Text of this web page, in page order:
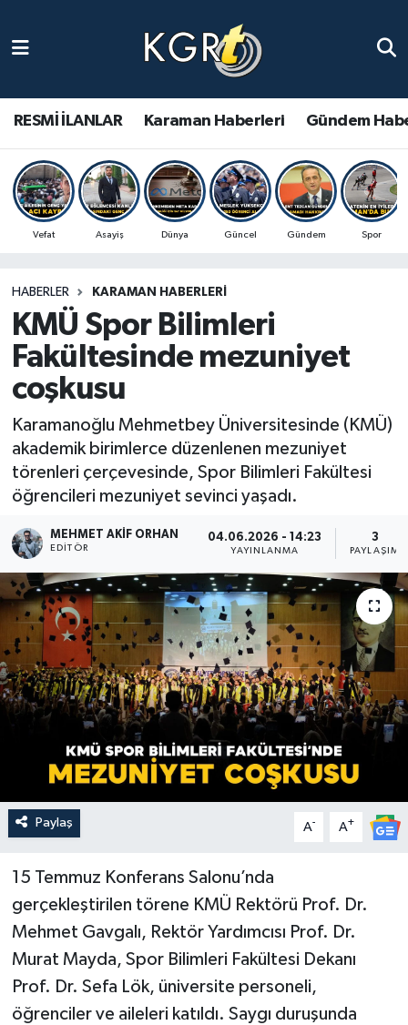
RESMİ İLANLAR Karaman Haberleri Gündem
Vefat Asayiş Dünya Güncel Gündem Spor
HABERLER KARAMAN HABERLERI
KMÜ Spor Bilimleri
Fakültesinde mezuniyet
coşkusu
Karamanoğlu Mehmetbey Üniversitesinde (KMÜ)
akademik birimlerce düzenlenen mezuniyet
törenleri çerçevesinde, Spor Bilimleri Fakültesi
öğrencileri mezuniyet sevinci yaşadı.
MEHMET AKIF ORHAN
EDITÖR
04.06.2026 - 14:23
YAYINLANMA
3
PAYLAŞIM
Paylaş A- A+
15 Temmuz Konferans Salonu’nda
gerçekleştirilen törene KMÜ Rektörü Prof. Dr.
Mehmet Gavgalı, Rektör Yardımcısı Prof. Dr.
Murat Mayda, Spor Bilimleri Fakültesi Dekanı
Prof. Dr. Sefa Lök, üniversite personeli,
öğrenciler ve aileleri katıldı. Saygı duruşunda
Gündem Haberleri
Güncel Haberler
Spor Haberleri
Ulusal Haberler
Vefat Edenler